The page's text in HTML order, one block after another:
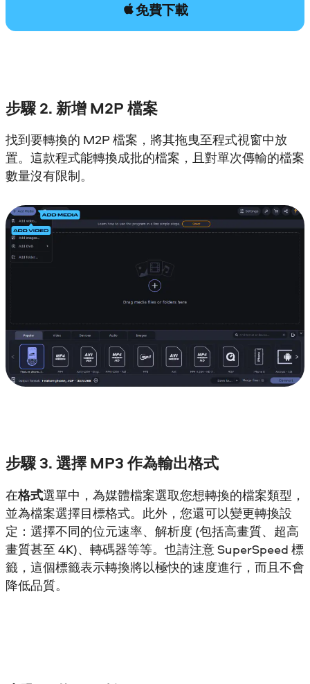
免費下載
步驟 2. 新增 M2P 檔案
找到要轉換的 M2P 檔案，將其拖曳至程式視窗中放
置。這款程式能轉換成批的檔案，且對單次傳輸的檔案
數量沒有限制。
步驟 3. 選擇 MP3 作為輸出格式
在格式選單中，為媒體檔案選取您想轉換的檔案類型，
並為檔案選擇目標格式。此外，您還可以變更轉換設
定：選擇不同的位元速率、解析度 (包括高畫質、超高
畫質甚至 4K)、轉碼器等等。也請注意 SuperSpeed 標
籤，這個標籤表示轉換將以極快的速度進行，而且不會
降低品質。